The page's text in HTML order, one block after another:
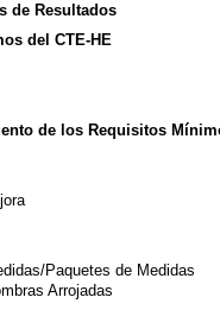
de Resultados
del CTE-HE
de los Requisitos
Paquetes de Medidas
Arrojadas